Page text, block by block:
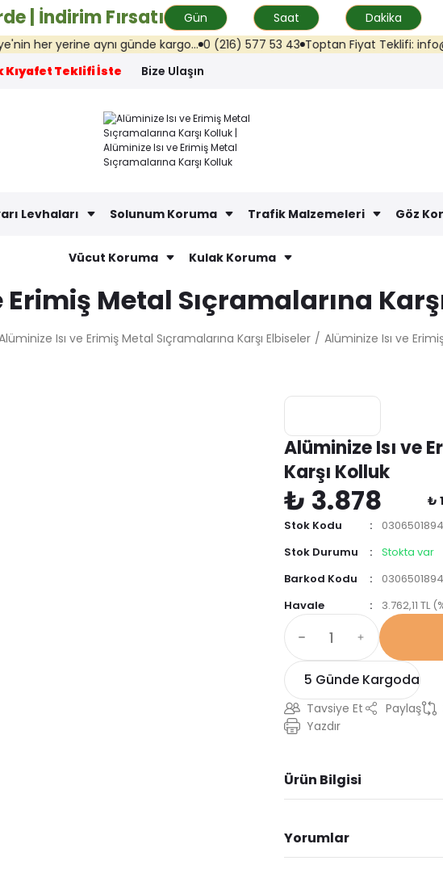
| İndirim Fırsatı Gün Saat Dakika
yerine aynı günde kargo... 0 (216) 577 53 43 Toptan Fiyat Teklifi:
Kıyafet Teklifi İste
Bize Ulaşın
Levhaları Solunum Koruma Trafik Malzemeleri Göz
Vücut Koruma Kulak Koruma
Metal Sıçramalarına
Isı ve Erimiş Metal Sıçramalarına Karşı Elbiseler Alüminize Isı ve
Alüminize Isı ve
Karşı Kolluk
₺ 3.878 ₺
Stok Kodu
Stok Durumu
Stokta var
Barkod Kodu
Havale
3.762,11
5 Günde Kargoda
Tavsiye Et Paylaş
Yazdır
Ürün Bilgisi
Yorumlar